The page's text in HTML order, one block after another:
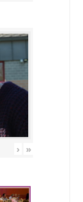
› »